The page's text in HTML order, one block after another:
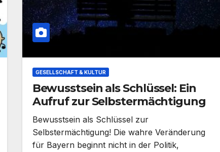
GESELLSCHAFT & KULTUR
Bewusstsein als Schlüssel: Ein
Aufruf zur Selbstermächtigung
Bewusstsein als Schlüssel zur
Selbstermächtigung! Die wahre Veränderung
für Bayern beginnt nicht in der Politik,